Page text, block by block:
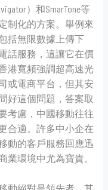
）和SmarTone等
制化的方案。舉例來
括無限數據上傳下
話服務，這讓它在價
港寬頻強調超高速光
或電商平台，但其安
好這個問題，答案取
考慮，中國移動往往
合適。許多中小企在
動的客戶服務回應迅
業環境中尤為寶貴。